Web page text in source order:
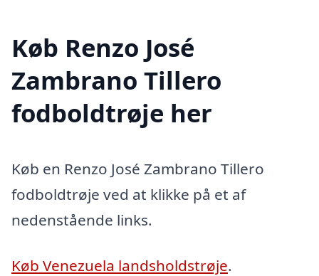
Køb Renzo José
Zambrano Tillero
fodboldtrøje her
Køb en Renzo José Zambrano Tillero
fodboldtrøje ved at klikke på et af
nedenstående links.
Køb Venezuela landsholdstrøje.